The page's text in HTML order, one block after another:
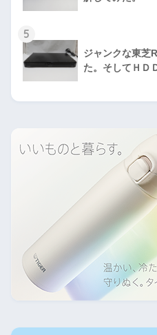
5
ジャンクな東芝
た。そしてＨＤ